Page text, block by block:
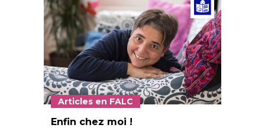
Article
Shana Wullschleger. ©Vera Markus.
Articles en FALC
Enfin chez moi !